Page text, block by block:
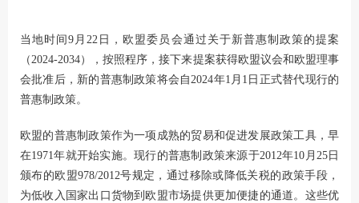
当地时间9月22日，欧盟委员会通过关于新普惠制政策的提案
（2024-2034），按照程序，接下来提案获得欧盟议会和欧盟理事
会批准后，新的普惠制政策将会自2024年1月1日正式替代现行的
普惠制政策。
欧盟的普惠制政策作为一项成熟的贸易和促进发展政策工具，早
在1971年就开始实施。现行的普惠制政策来源于2012年10月25日
颁布的欧盟978/2012号规定，通过移除或降低关税的政策手段，
为低收入国家出口货物到欧盟市场提供更加便捷的通道。这些优